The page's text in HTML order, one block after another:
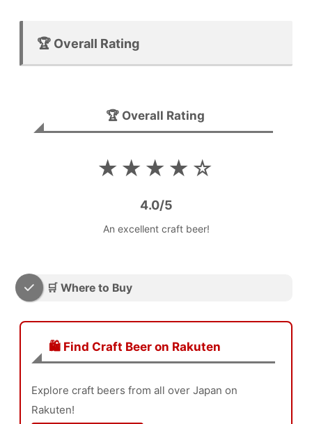
🏆 Overall Rating
🏆 Overall Rating
★★★★☆
4.0/5
An excellent craft beer!
🛒 Where to Buy
🛍️ Find Craft Beer on Rakuten
Explore craft beers from all over Japan on
Rakuten!